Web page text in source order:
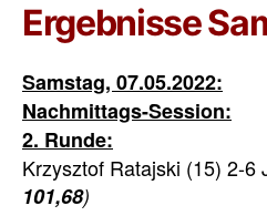
Ergebnisse
Samstag, 07.05.2022:
Nachmittags-Session:
2. Runde:
Krzysztof Ratajski (15) 2-6
101,68)